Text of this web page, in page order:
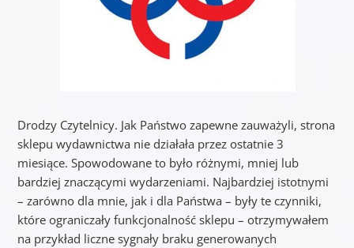
Drodzy Czytelnicy. Jak Państwo zapewne zauważyli, strona
sklepu wydawnictwa nie działała przez ostatnie 3
miesiące. Spowodowane to było różnymi, mniej lub
bardziej znaczącymi wydarzeniami. Najbardziej istotnymi
– zarówno dla mnie, jak i dla Państwa – były te czynniki,
które ograniczały funkcjonalność sklepu – otrzymywałem
na przykład liczne sygnały braku generowanych